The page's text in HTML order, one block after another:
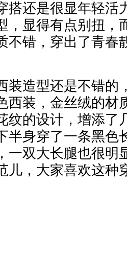
还是很显年轻活
，显得有点别扭，
不错，穿出了青春
造型还是不错的
西装，金丝绒的材
纹的设计，增添了
半身穿了一条黑色
一双大长腿也很明
儿，大家喜欢这种